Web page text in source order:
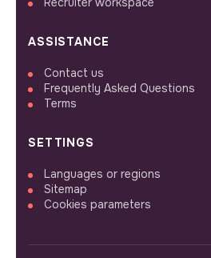
ASSISTANCE
Contact us
Frequently Asked Questions
Terms
SETTINGS
Languages or regions
Sitemap
Cookies parameters